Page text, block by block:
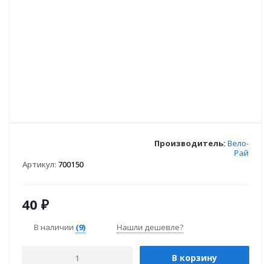
Артикул: 700150
Производитель: Вело-
Рай
40 ₽
В наличии (9) Нашли дешевле?
В корзину